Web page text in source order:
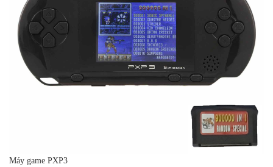
Máy game PXP3